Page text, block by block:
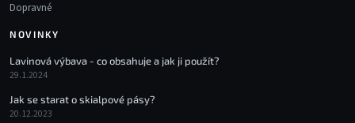
Dopravné
NOVINKY
Lavinová výbava - co obsahuje a jak ji použít?
29.1.2024
Jak se starat o skialpové pásy?
20.12.2023